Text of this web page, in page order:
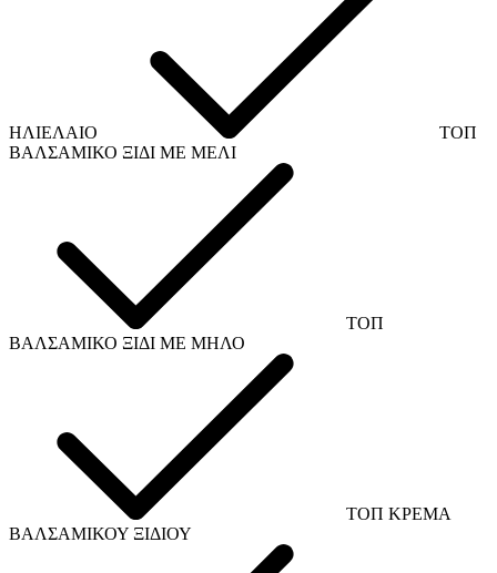
ΗΛΙΕΛΑΙΟ
ΤΟΠ
ΒΑΛΣΑΜΙΚΟ ΞΙΔΙ ΜΕ ΜΕΛΙ
ΤΟΠ
ΒΑΛΣΑΜΙΚΟ ΞΙΔΙ ΜΕ ΜΗΛΟ
ΤΟΠ ΚΡΕΜΑ
ΒΑΛΣΑΜΙΚΟΥ ΞΙΔΙΟΥ